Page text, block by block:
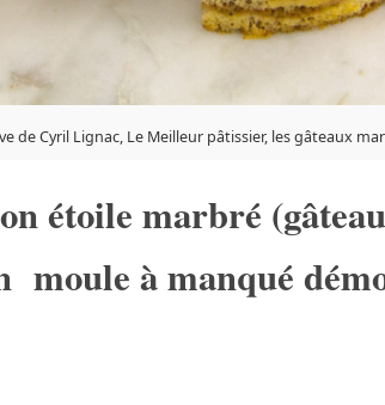
de Cyril Lignac, Le Meilleur pâtissier, les gâteaux
étoile marbré
moule à manqué